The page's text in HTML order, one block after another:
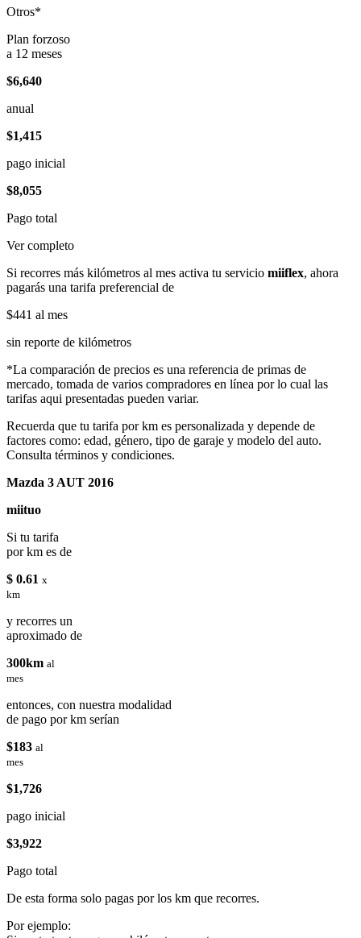
Otros*
Plan forzoso
a 12 meses
$6,640
anual
$1,415
pago inicial
$8,055
Pago total
Ver completo
Si recorres más kilómetros al mes activa tu servicio miiflex, ahora
pagarás una tarifa preferencial de
$441 al mes
sin reporte de kilómetros
*La comparación de precios es una referencia de primas de
mercado, tomada de varios compradores en línea por lo cual las
tarifas aqui presentadas pueden variar.
Recuerda que tu tarifa por km es personalizada y depende de
factores como: edad, género, tipo de garaje y modelo del auto.
Consulta términos y condiciones.
Mazda 3 AUT 2016
miituo
Si tu tarifa
por km es de
$ 0.61 x
km
y recorres un
aproximado de
300km al
mes
entonces, con nuestra modalidad
de pago por km serían
$183 al
mes
$1,726
pago inicial
$3,922
Pago total
De esta forma solo pagas por los km que recorres.
Por ejemplo: